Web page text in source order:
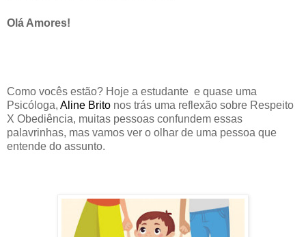
Olá Amores!
Como vocês estão? Hoje a estudante e quase uma
Psicóloga, Aline Brito nos trás uma reflexão sobre Respeito
X Obediência, muitas pessoas confundem essas
palavrinhas, mas vamos ver o olhar de uma pessoa que
entende do assunto.